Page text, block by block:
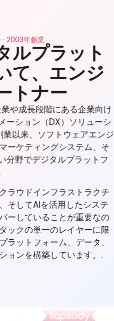
2003年創業
ルプラット
て、エンジ
トナー
や成長段階にある企業向け
ーション（DX）ソリューシ
以来、ソフトウェアエンジ
ーケティングシステム、そ
分野でデジタルプラットフ
ラウドインフラストラクチ
そしてAIを活用したシステ
ーしていることが重要なの
ックの単一のレイヤーに限
ットフォーム、データ、
ョンを構築しています。.